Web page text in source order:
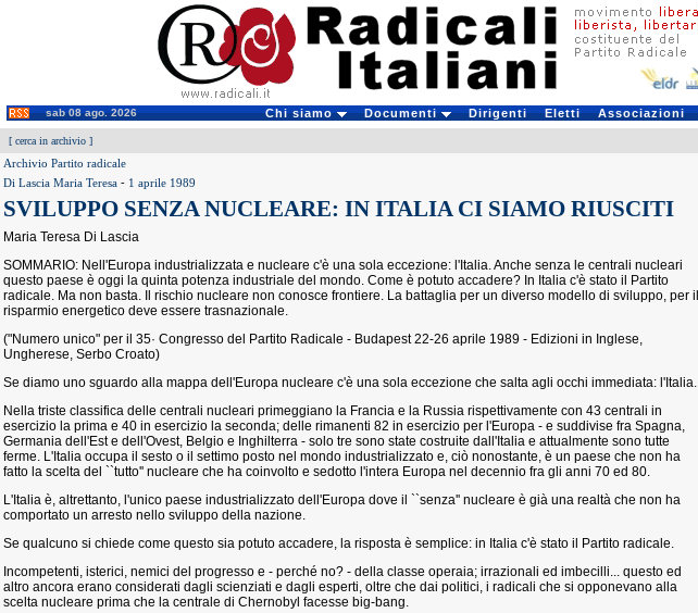
sab 08 ago. 2026 Chi siamo Documenti Dirigenti Eletti Associazioni
[ cerca in archivio ]
Archivio Partito radicale
Di Lascia Maria Teresa - 1 aprile 1989
SVILUPPO SENZA NUCLEARE: IN ITALIA CI SIAMO RIUSCITI
Maria Teresa Di Lascia
SOMMARIO: Nell'Europa industrializzata e nucleare c'è una sola eccezione: l'Italia. Anche senza le centrali nucleari
questo paese è oggi la quinta potenza industriale del mondo. Come è potuto accadere? In Italia c'è stato il Partito
radicale. Ma non basta. Il rischio nucleare non conosce frontiere. La battaglia per un diverso modello di sviluppo, per il
risparmio energetico deve essere trasnazionale.
("Numero unico" per il 35· Congresso del Partito Radicale - Budapest 22-26 aprile 1989 - Edizioni in Inglese,
Ungherese, Serbo Croato)
Se diamo uno sguardo alla mappa dell'Europa nucleare c'è una sola eccezione che salta agli occhi immediata: l'Italia.
Nella triste classifica delle centrali nucleari primeggiano la Francia e la Russia rispettivamente con 43 centrali in
esercizio la prima e 40 in esercizio la seconda; delle rimanenti 82 in esercizio per l'Europa - e suddivise fra Spagna,
Germania dell'Est e dell'Ovest, Belgio e Inghilterra - solo tre sono state costruite dall'Italia e attualmente sono tutte
ferme. L'Italia occupa il sesto o il settimo posto nel mondo industrializzato e, ciò nonostante, è un paese che non ha
fatto la scelta del ``tutto'' nucleare che ha coinvolto e sedotto l'intera Europa nel decennio fra gli anni 70 ed 80.
L'Italia è, altrettanto, l'unico paese industrializzato dell'Europa dove il ``senza'' nucleare è già una realtà che non ha
comportato un arresto nello sviluppo della nazione.
Se qualcuno si chiede come questo sia potuto accadere, la risposta è semplice: in Italia c'è stato il Partito radicale.
Incompetenti, isterici, nemici del progresso e - perché no? - della classe operaia; irrazionali ed imbecilli... questo ed
altro ancora erano considerati dagli scienziati e dagli esperti, oltre che dai politici, i radicali che si opponevano alla
scelta nucleare prima che la centrale di Chernobyl facesse big-bang.